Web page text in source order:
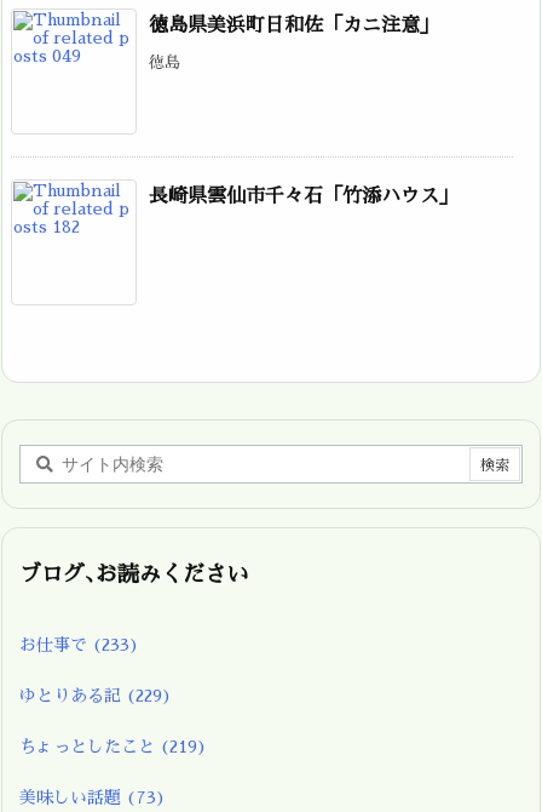
徳島県美浜町日和佐「カニ注意」
徳島
長崎県雲仙市千々石「竹添ハウス」
ブログ､お読みください
お仕事で (233)
ゆとりある記 (229)
ちょっとしたこと (219)
美味しい話題 (73)